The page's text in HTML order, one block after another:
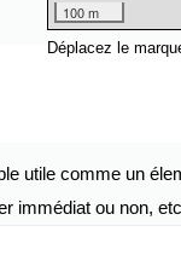
100 m
Déplacez le
utile comme un
immédiat ou non,